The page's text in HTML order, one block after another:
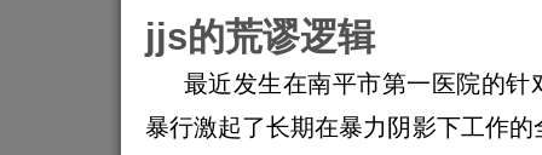
jjs的荒谬逻辑
最近发生在南平市第一医院的针
暴行激起了长期在暴力阴影下工作的